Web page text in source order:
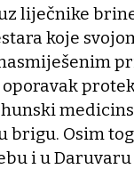
liječnike
koje
brigu. Osim
i u